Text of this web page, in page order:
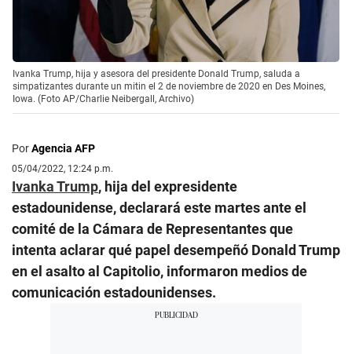
Ivanka Trump, hija y asesora del presidente Donald Trump, saluda a
simpatizantes durante un mitin el 2 de noviembre de 2020 en Des Moines,
Iowa. (Foto AP/Charlie Neibergall, Archivo)
PorAgencia AFP
05/04/2022, 12:24 p.m.
Ivanka Trump, hija del expresidente
estadounidense, declarará este martes ante el
comité de la Cámara de Representantes que
intenta aclarar qué papel desempeñó Donald Trump
en el asalto al Capitolio, informaron medios de
comunicación estadounidenses.